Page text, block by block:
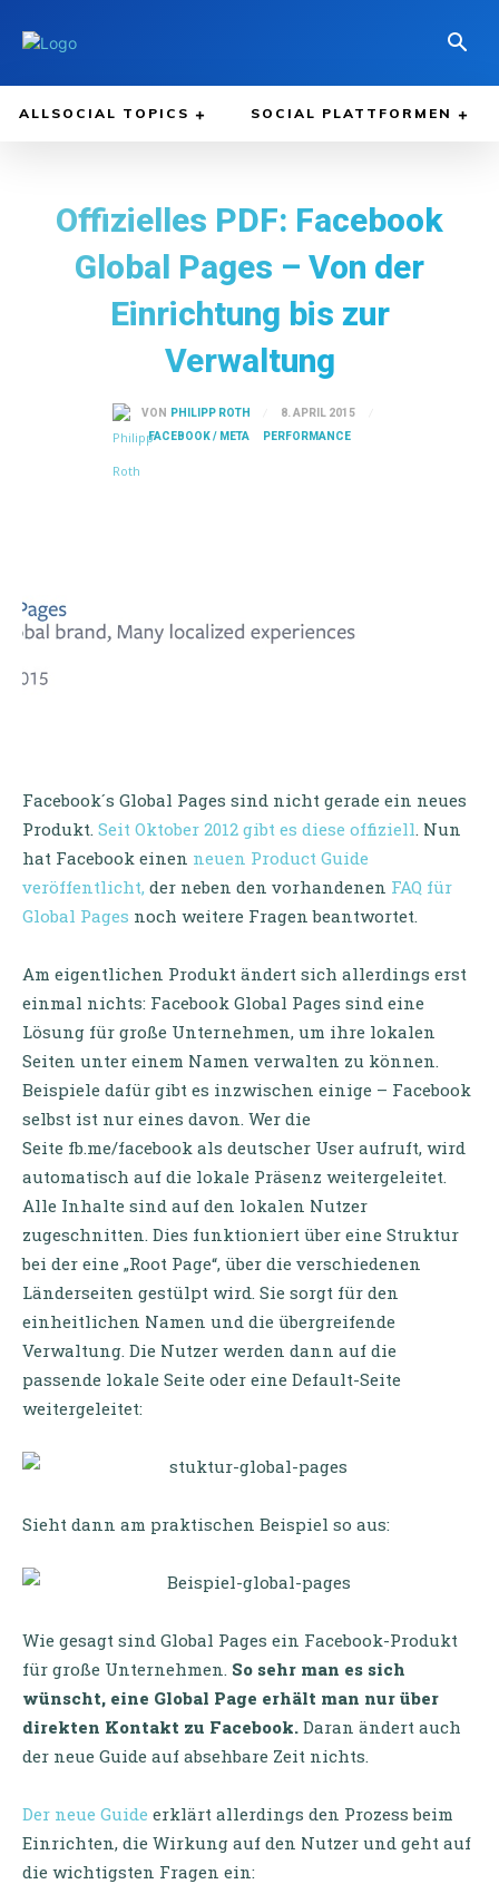
ALLSOCIAL TOPICS SOCIAL PLATTFORMEN
Offizielles PDF: Facebook
Global Pages – Von der
Einrichtung bis zur
Verwaltung
VON PHILIPP ROTH
8. APRIL 2015
FACEBOOK / META
PERFORMANCE
Facebook´s Global Pages sind nicht gerade ein neues
Produkt. Seit Oktober 2012 gibt es diese offiziell. Nun
hat Facebook einen neuen Product Guide
veröffentlicht, der neben den vorhandenen FAQ für
Global Pages noch weitere Fragen beantwortet.
Am eigentlichen Produkt ändert sich allerdings erst
einmal nichts: Facebook Global Pages sind eine
Lösung für große Unternehmen, um ihre lokalen
Seiten unter einem Namen verwalten zu können.
Beispiele dafür gibt es inzwischen einige – Facebook
selbst ist nur eines davon. Wer die
Seite fb.me/facebook als deutscher User aufruft, wird
automatisch auf die lokale Präsenz weitergeleitet.
Alle Inhalte sind auf den lokalen Nutzer
zugeschnitten. Dies funktioniert über eine Struktur
bei der eine „Root Page“, über die verschiedenen
Länderseiten gestülpt wird. Sie sorgt für den
einheitlichen Namen und die übergreifende
Verwaltung. Die Nutzer werden dann auf die
passende lokale Seite oder eine Default-Seite
weitergeleitet:
Sieht dann am praktischen Beispiel so aus:
Wie gesagt sind Global Pages ein Facebook-Produkt
für große Unternehmen. So sehr man es sich
wünscht, eine Global Page erhält man nur über
direkten Kontakt zu Facebook. Daran ändert auch
der neue Guide auf absehbare Zeit nichts.
Der neue Guide erklärt allerdings den Prozess beim
Einrichten, die Wirkung auf den Nutzer und geht auf
die wichtigsten Fragen ein: